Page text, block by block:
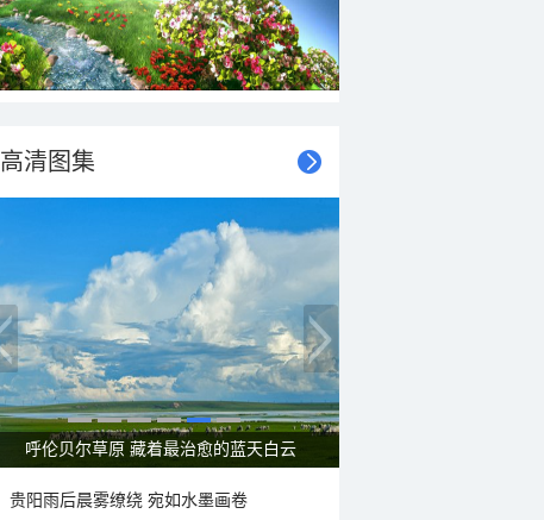
高清图集
呼伦贝尔草原 藏着最治愈的蓝天白云
贵阳雨后晨雾缭绕 宛如水墨画卷